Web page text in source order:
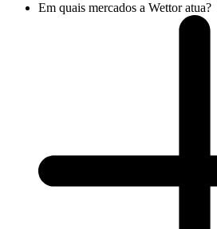
Em quais mercados a Wettor atua?